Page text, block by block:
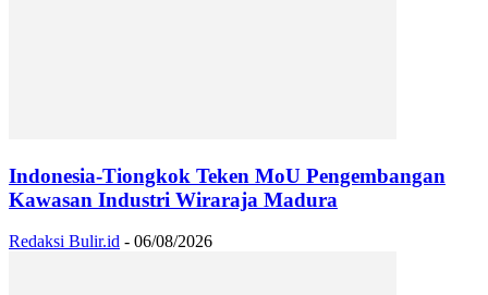
Indonesia-Tiongkok Teken MoU Pengembangan
Kawasan Industri Wiraraja Madura
Redaksi Bulir.id - 06/08/2026